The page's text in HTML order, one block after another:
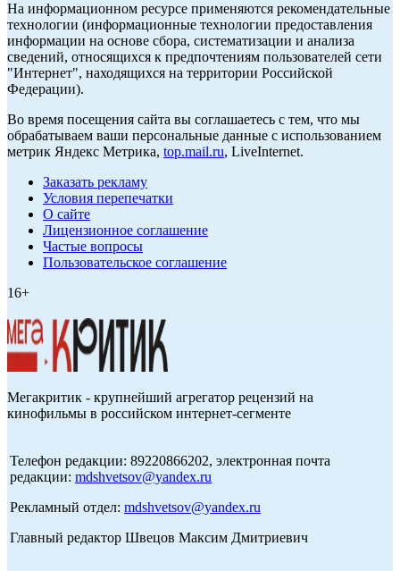
На информационном ресурсе применяются рекомендательные
технологии (информационные технологии предоставления
информации на основе сбора, систематизации и анализа
сведений, относящихся к предпочтениям пользователей сети
"Интернет", находящихся на территории Российской
Федерации).
Во время посещения сайта вы соглашаетесь с тем, что мы
обрабатываем ваши персональные данные с использованием
метрик Яндекс Метрика, top.mail.ru, LiveInternet.
Заказать рекламу
Условия перепечатки
О сайте
Лицензионное соглашение
Частые вопросы
Пользовательское соглашение
16+
Мегакритик - крупнейший агрегатор рецензий на
кинофильмы в российском интернет-сегменте
Телефон редакции: 89220866202, электронная почта
редакции: mdshvetsov@yandex.ru
Рекламный отдел: mdshvetsov@yandex.ru
Главный редактор Швецов Максим Дмитриевич